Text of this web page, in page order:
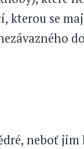
kterou se
neboť